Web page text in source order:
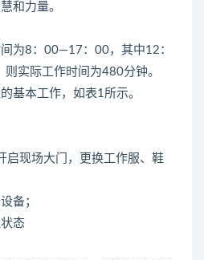
和力量。
为8：00—17：00，其中12：
实际工作时间为480分钟。
基本工作，如表1所示。
启现场大门，更换工作服、鞋
备；
态